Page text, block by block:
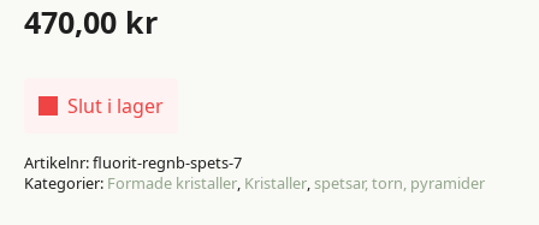
470,00 kr
Slut i lager
Artikelnr:fluorit-regnb-spets-7
Kategorier: Formade kristaller, Kristaller,spetsar, torn, pyramider